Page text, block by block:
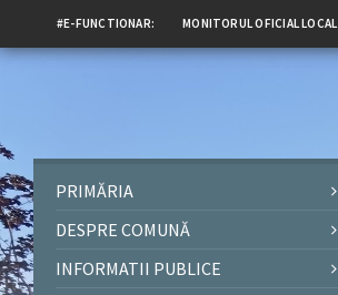
#E-FUNCTIONAR: MONITORUL OFICIAL LOCAL
PRIMĂRIA
DESPRE COMUNĂ
INFORMATII PUBLICE